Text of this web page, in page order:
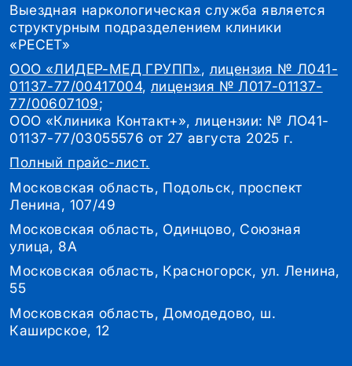
Выездная наркологическая служба является
структурным подразделением клиники
«РЕСЕТ»
ООО «ЛИДЕР-МЕД ГРУПП», лицензия № Л041-
01137-77/00417004, лицензия № Л017-01137-
77/00607109;
ООО «Клиника Контакт+», лицензии: № ЛО41-
01137-77/03055576 от 27 августа 2025 г.
Полный прайс-лист.
Московская область, Подольск, проспект
Ленина, 107/49
Московская область, Одинцово, Союзная
улица, 8А
Московская область, Красногорск, ул. Ленина,
55
Московская область, Домодедово, ш.
Каширское, 12